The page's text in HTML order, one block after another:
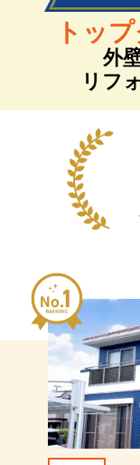
トッ
外
リフ